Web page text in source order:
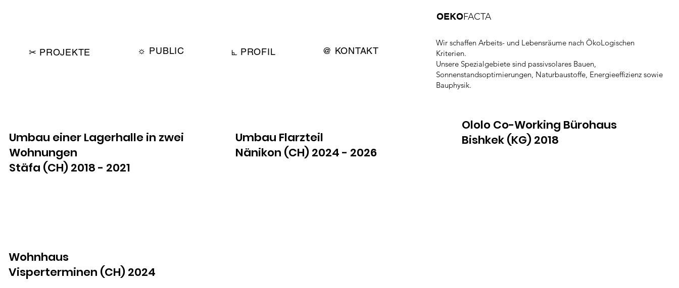
OEKOFACTA
✂︎ PROJEKTE ☼ PUBLIC ⦜ PROFIL @ KONTAKT
Wir schaffen Arbeits- und Lebensräume nach ÖkoLogischen
Kriterien.
Unsere Spezialgebiete sind passivsolares Bauen,
Sonnenstandsoptimierungen, Naturbaustoffe, Energieeffizienz sowie
Bauphysik.
Umbau einer Lagerhalle in zwei
Wohnungen
Stäfa (CH) 2018 - 2021
Umbau Flarzteil
Nänikon (CH) 2024 - 2026
Ololo Co-Working Bürohaus
Bishkek (KG) 2018
Wohnhaus
Visperterminen (CH) 2024